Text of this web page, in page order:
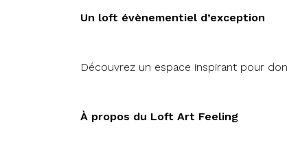
Un loft évènementiel d’exception
Découvrez un espace inspirant pour
À propos du Loft Art Feeling